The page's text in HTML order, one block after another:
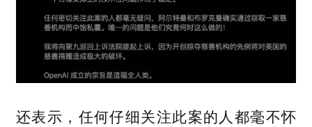
还表示，任何仔细关注此案的人都毫不怀